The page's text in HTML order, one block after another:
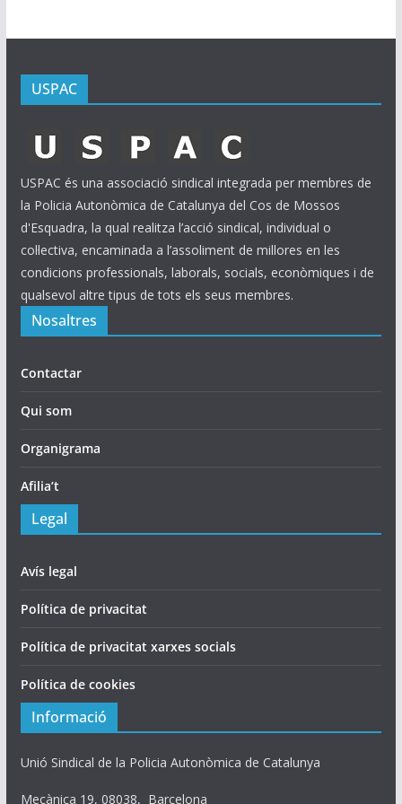
USPAC
USPAC és una associació sindical integrada per membres de
la Policia Autonòmica de Catalunya del Cos de Mossos
d'Esquadra, la qual realitza l’acció sindical, individual o
col·lectiva, encaminada a l’assoliment de millores en les
condicions professionals, laborals, socials, econòmiques i de
qualsevol altre tipus de tots els seus membres.
Nosaltres
Contactar
Qui som
Organigrama
Afilia’t
Legal
Avís legal
Política de privacitat
Política de privacitat xarxes socials
Política de cookies
Informació
Unió Sindical de la Policia Autonòmica de Catalunya
Mecànica 19, 08038, Barcelona